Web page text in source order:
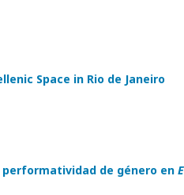
Space in Rio de Janeiro
de género en